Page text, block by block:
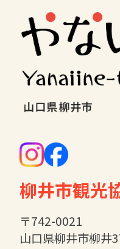
柳井市観光
〒742-0021
山口県柳井市柳井